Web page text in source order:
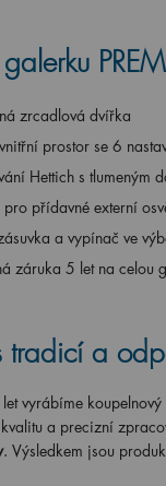
zrcadlová dvířka
prostor se 6
Hettich s tlumeným
pro přídavné externí
a vypínač ve
záruka 5 let na celou
tradicí a
vyrábíme
a precizní
. Výsledkem jsou